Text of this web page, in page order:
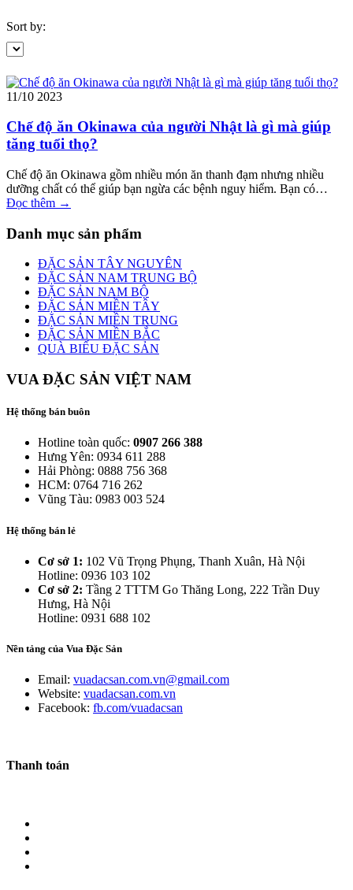
Sort by:
11/10 2023
Chế độ ăn Okinawa của người Nhật là gì mà giúp
tăng tuổi thọ?
Chế độ ăn Okinawa gồm nhiều món ăn thanh đạm nhưng nhiều
dưỡng chất có thể giúp bạn ngừa các bệnh nguy hiểm. Bạn có…
Đọc thêm →
Danh mục sản phẩm
ĐẶC SẢN TÂY NGUYÊN
ĐẶC SẢN NAM TRUNG BỘ
ĐẶC SẢN NAM BỘ
ĐẶC SẢN MIỀN TÂY
ĐẶC SẢN MIỀN TRUNG
ĐẶC SẢN MIỀN BẮC
QUÀ BIẾU ĐẶC SẢN
VUA ĐẶC SẢN VIỆT NAM
Hệ thống bán buôn
Hotline toàn quốc: 0907 266 388
Hưng Yên: 0934 611 288
Hải Phòng: 0888 756 368
HCM: 0764 716 262
Vũng Tàu: 0983 003 524
Hệ thống bán lẻ
Cơ sở 1: 102 Vũ Trọng Phụng, Thanh Xuân, Hà Nội
Hotline: 0936 103 102
Cơ sở 2: Tầng 2 TTTM Go Thăng Long, 222 Trần Duy
Hưng, Hà Nội
Hotline: 0931 688 102
Nền tảng của Vua Đặc Sản
Email: vuadacsan.com.vn@gmail.com
Website: vuadacsan.com.vn
Facebook: fb.com/vuadacsan
Thanh toán